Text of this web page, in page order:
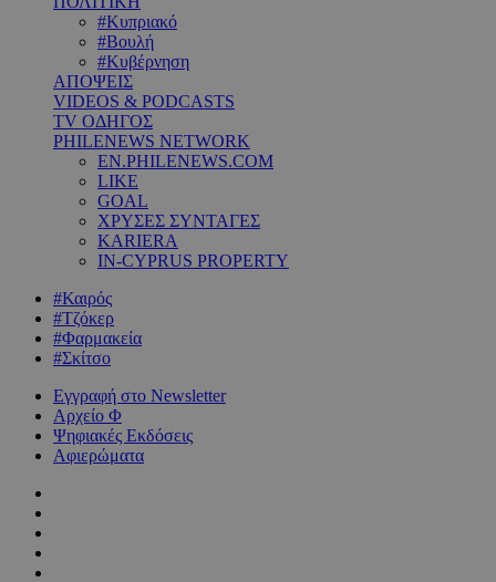
#Κυπριακό
#Βουλή
#Κυβέρνηση
ΑΠΟΨΕΙΣ
VIDEOS & PODCASTS
TV ΟΔΗΓΟΣ
PHILENEWS NETWORK
EN.PHILENEWS.COM
LIKE
GOAL
ΧΡΥΣΕΣ ΣΥΝΤΑΓΕΣ
KARIERA
IN-CYPRUS PROPERTY
#Καιρός
#Τζόκερ
#Φαρμακεία
#Σκίτσο
Εγγραφή στο Newsletter
Αρχείο Φ
Ψηφιακές Εκδόσεις
Αφιερώματα